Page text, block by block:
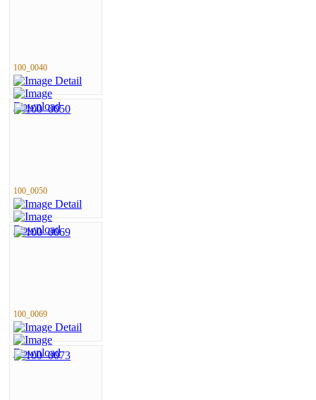
100_0040
100_0050
100_0069